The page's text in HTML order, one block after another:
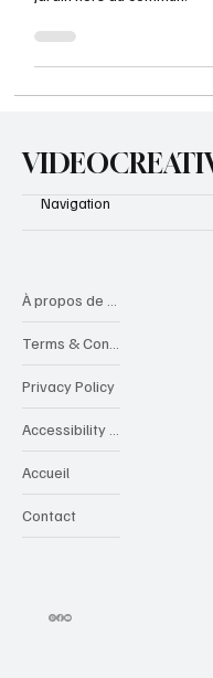
jardin hors du commun.
À propos de videocreative
Terms & Conditions
Privacy Policy
Accueil